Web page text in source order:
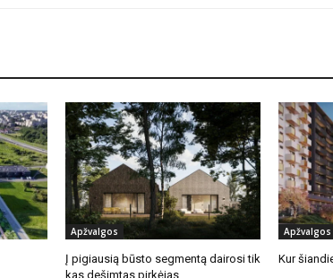
Apžvalgos
Į pigiausią būsto segmentą dairosi tik
kas dešimtas pirkėjas
Apžvalgos
Kur